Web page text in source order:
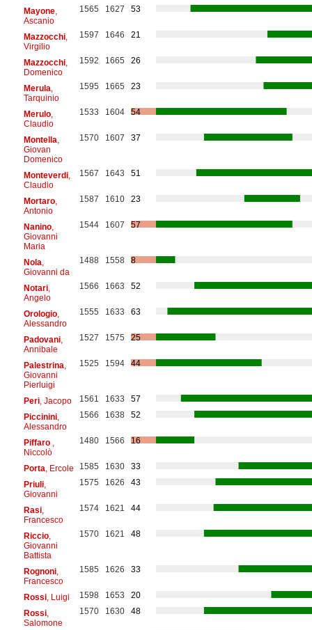
Mayone,
Ascanio
1565 1627 53
Mazzocchi,
Virgilio
1597 1646 21
Mazzocchi,
Domenico
1592 1665 26
Merula
Tarquinio
1595 1665 23
Merulo,
Claudio
1533 1604 54
Montella
Giovan
Domenico
1570 1607 37
Monteverdi,
Claudio
1567 1643 51
Mortaro,
Antonio
1587 1610 23
Nanino,
Giovanni
Maria
1544 1607 57
Nola
Giovanni da
1488 1558 8
Notari,
Angelo
1566 1663 52
Orologio,
Alessandro
1555 1633 63
Padovani,
Annibale
1527 1575 25
Palestrina
Giovanni
Pierluigi
1525 1594 44
Peri, Jacopo 1561 1633
57
Piccinini,
Alessandro
1566 1638 52
Piffaro
Niccolò
1480 1566 16
Porta , Ercole 1585 1630
33
Priuli,
Giovanni
1575 1626 43
Rasi,
Francesco
1574 1621 44
Riccio,
Giovanni
Battista
1570 1621 48
Rognoni,
Francesco
1585 1626 33
Rossi, Luigi 1598 1653
20
Rossi,
Salomone
1570 1630 48